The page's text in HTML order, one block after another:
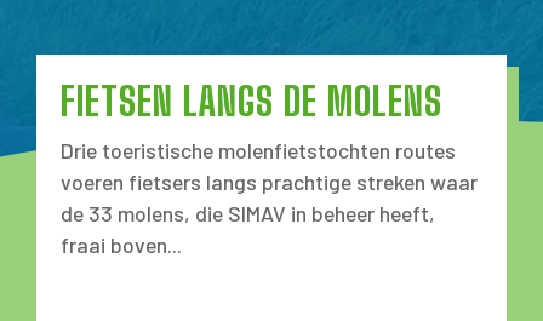
FIETSEN LANGS DE MOLENS
Drie toeristische molenfietstochten routes
voeren fietsers langs prachtige streken waar
de 33 molens, die SIMAV in beheer heeft,
fraai boven...